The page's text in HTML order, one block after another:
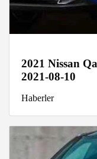
2021 Nissan
2021-08-10
Haberler